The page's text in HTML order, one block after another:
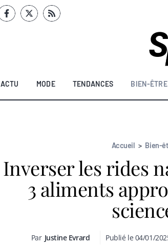
ACTU MODE TENDANCES BIEN-ÊTRE
Accueil > Bien-
Inverser les rides
3 aliments
Par Justine Evrard Publié le04/01/